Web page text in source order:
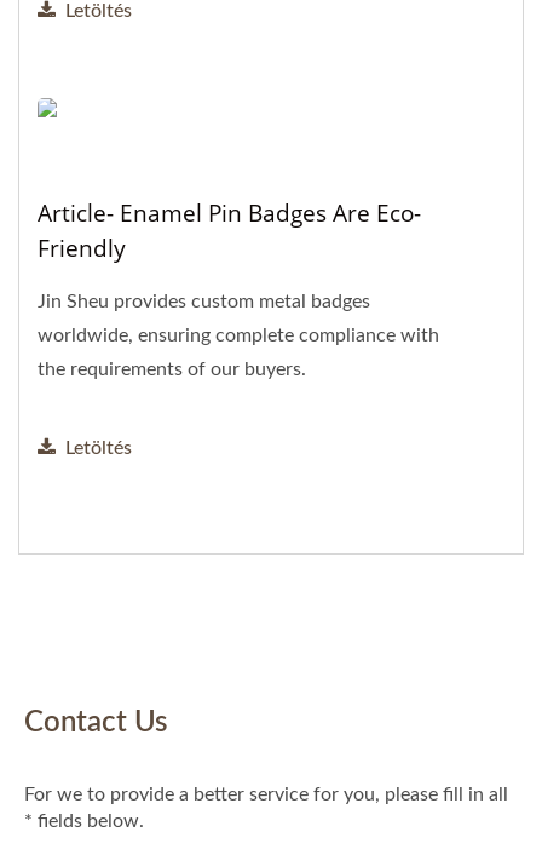
Letöltés
Article- Enamel Pin Badges Are Eco-
Friendly
Jin Sheu provides custom metal badges
worldwide, ensuring complete compliance with
the requirements of our buyers.
Letöltés